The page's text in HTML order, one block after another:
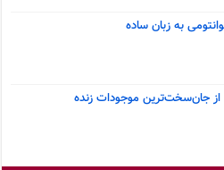
به زبان ساده
از جان‌سخت‌ترین موجودات زنده